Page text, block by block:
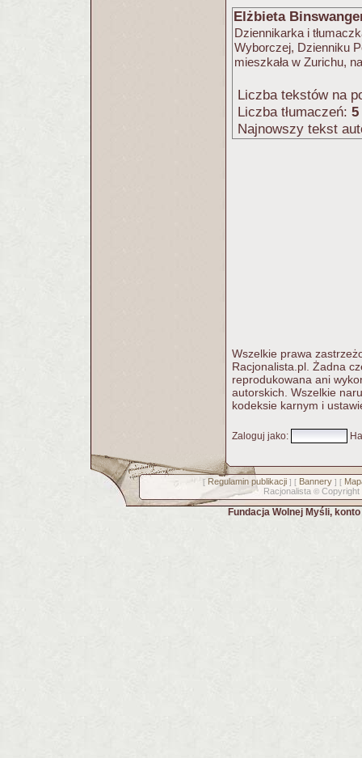
Elżbieta
Dziennikarka i
Wyborczej, Dzienniku
mieszkała w Zurichu,
Liczba tekstów na
Liczba tłumaczeń: 5
Najnowszy tekst
Wszelkie prawa
Racjonalista.pl. Żadna
reprodukowana ani
autorskich. Wszelkie
kodeksie karnym i
Zaloguj jako:
[ Regulamin publikacji] [ Bannery] [
Racjonalista © Copyright
Fundacja Wolnej Myśli,